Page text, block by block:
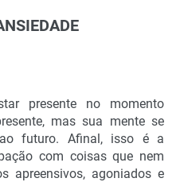
presente no momento
mas sua mente se
futuro. Afinal, isso é a
com coisas que nem
apreensivos, agoniados e